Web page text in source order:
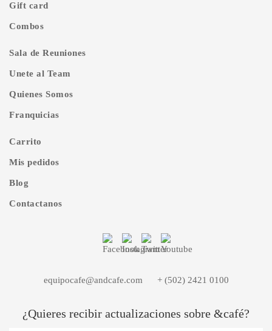
Gift card
Combos
Sala de Reuniones
Unete al Team
Quienes Somos
Franquicias
Carrito
Mis pedidos
Blog
Contactanos
equipocafe@andcafe.com + (502) 2421 0100
¿Quieres recibir actualizaciones sobre &café?